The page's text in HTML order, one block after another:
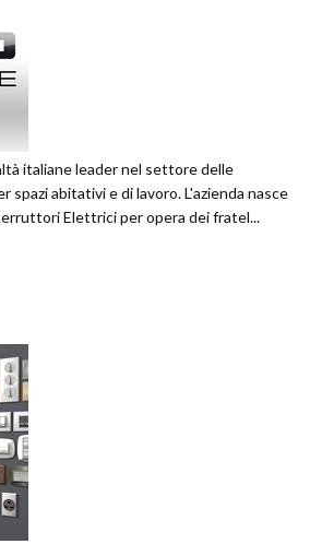
italiane leader nel settore delle
abitativi e di lavoro. L'azienda nasce
Elettrici per opera dei fratel...